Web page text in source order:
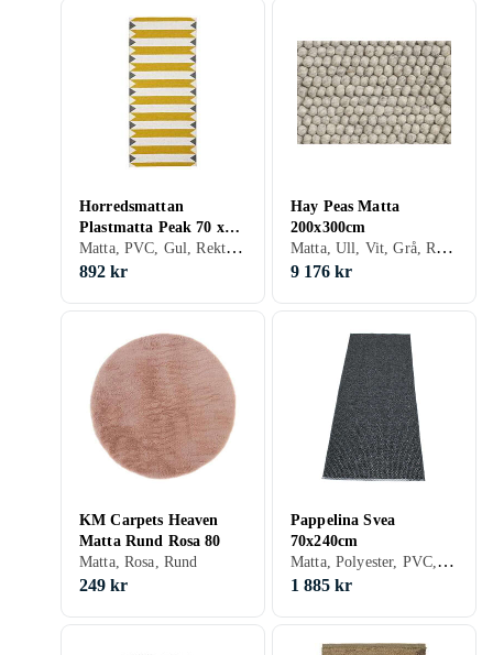
Horredsmattan
Plastmatta Peak 70 x
150 cm Gul
Matta, PVC, Gul, Rektangulär
892 kr
Hay Peas Matta
200x300cm
Matta, Ull, Vit, Grå, Röd, Gul, Grön, Beige, Rektangulär, Stora mattor
9 176 kr
KM Carpets Heaven
Matta Rund Rosa 80
Matta, Rosa, Rund
249 kr
Pappelina Svea
70x240cm
Matta, Polyester, PVC, Polypropylen, Svart, Vit, Grå, Turkos, Blå, Gul, Guld, Beige, Rosa, Lila, Rektangulär
1 885 kr